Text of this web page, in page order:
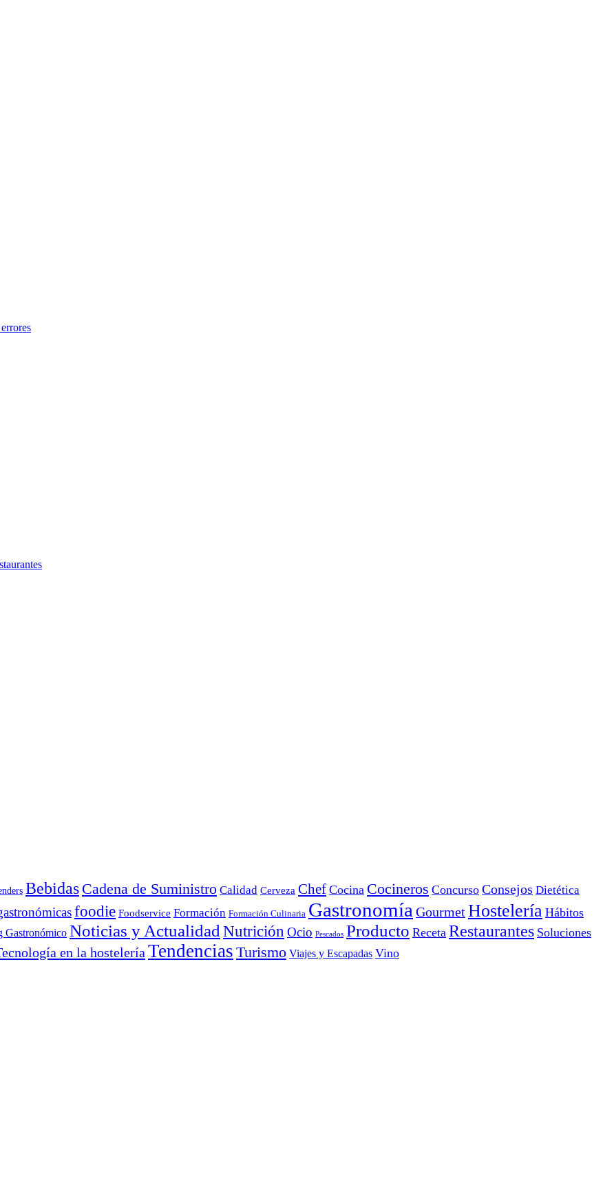
Bebidas Cadena de Suministro Calidad Cerveza Chef Cocina Cocineros Concurso Consejos Dietética
foodie Foodservice Formación Formación Culinaria Gastronomía GourmetHostelería Hábitos
Gastronómico Noticias y Actualidad Nutrición Ocio Pescados Producto Receta Restaurantes Soluciones
en la hostelería Tendencias Turismo Viajes y Escapadas Vino